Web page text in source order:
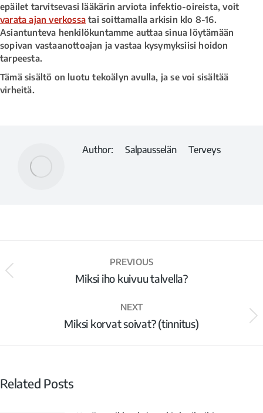
epäilet tarvitsevasi lääkärin arviota infektio-oireista, voit
varata ajan verkossa tai soittamalla arkisin klo 8-16.
Asiantunteva henkilökuntamme auttaa sinua löytämään
sopivan vastaanottoajan ja vastaa kysymyksiisi hoidon
tarpeesta.
Tämä sisältö on luotu tekoälyn avulla, ja se voi sisältää
virheitä.
Author: Salpausselän Terveys
PREVIOUS
Miksi iho kuivuu talvella?
NEXT
Miksi korvat soivat? (tinnitus)
Related Posts